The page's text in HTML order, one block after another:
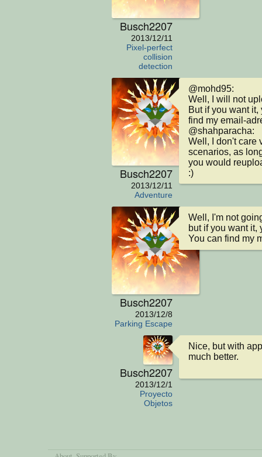
Busch2207
2013/12/11
Pixel-perfect
collision
detection
Busch2207
2013/12/11
Adventure
@mohd95:
Well, I will not
But if you want
find my email-
@shahparacha:
Well, I don't care
scenarios, as
you would
:)
Busch2207
2013/12/8
Parking Escape
Well, I'm not
but if you want it,
You can find my
Busch2207
2013/12/1
Proyecto
Objetos
Nice, but with
much better.